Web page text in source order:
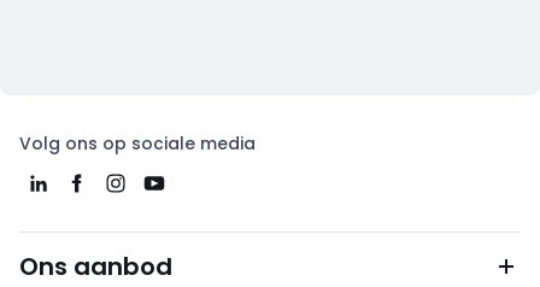
Volg ons op sociale media
Ons aanbod